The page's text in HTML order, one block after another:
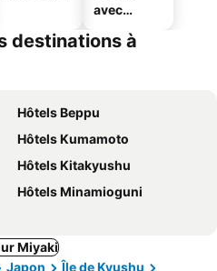
avec
destinations à
Hôtels Beppu
Hôtels Kumamoto
Hôtels Kitakyushu
Hôtels Minamioguni
Miyaki
Japon
Île de Kyushu